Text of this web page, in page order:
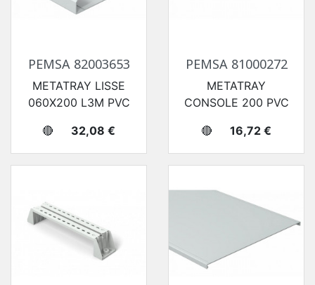
PEMSA 82003653
METATRAY LISSE
060X200 L3M PVC
🔴
Prix
32,08 €
PEMSA 81000272
METATRAY
CONSOLE 200 PVC
🔴
Prix
16,72 €